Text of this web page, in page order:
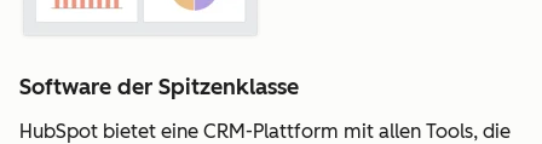
Software der Spitzenklasse
HubSpot bietet eine CRM-Plattform mit allen Tools, die